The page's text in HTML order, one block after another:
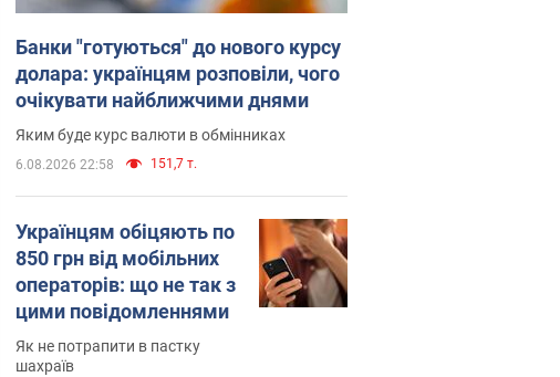
Банки "готуються" до нового курсу
долара: українцям розповіли, чого
очікувати найближчими днями
Яким буде курс валюти в обмінниках
6.08.2026 22:58 151,7 т.
Українцям обіцяють по
850 грн від мобільних
операторів: що не так з
цими повідомленнями
Як не потрапити в пастку
шахраїв